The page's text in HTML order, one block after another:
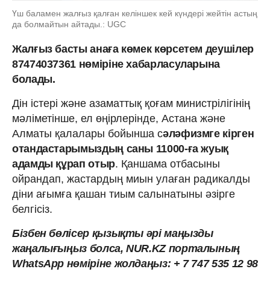
Үш баламен жалғыз қалған келіншек кей күндері жейтін астың
да болмайтын айтады.: UGC
Жалғыз басты анаға көмек көрсетем деушілер
87474037361 нөміріне хабарласуларына
болады.
Дін істері және азаматтық қоғам министрілігінің
мәліметінше, ел өңірлерінде, Астана және
Алматы қалалары бойынша сәләфизмге кірген
отандастарымыздың саны 11000-ға жуық
адамды құрап отыр. Қаншама отбасыны
ойрандап, жастардың миын улаған радикалды
діни ағымға қашан тиым салынатыны әзірге
белгісіз.
Бізбен бөлісер қызықты әрі маңызды
жаңалығыңыз болса, NUR.KZ порталының
WhatsApp нөміріне жолдаңыз: + 7 747 535 12 98